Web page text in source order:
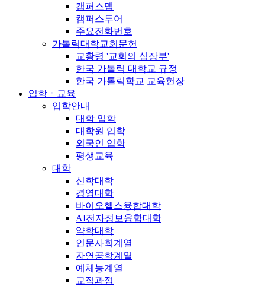
캠퍼스맵
캠퍼스투어
주요전화번호
가톨릭대학교회문헌
교황령 '교회의 심장부'
한국 가톨릭 대학교 규정
한국 가톨릭학교 교육헌장
입학ㆍ교육
입학안내
대학 입학
대학원 입학
외국인 입학
평생교육
대학
신학대학
경영대학
바이오헬스융합대학
AI전자정보융합대학
약학대학
인문사회계열
자연공학계열
예체능계열
교직과정